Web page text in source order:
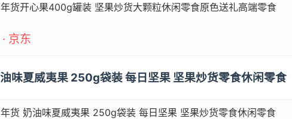
货开心果400g罐装 坚果炒货大颗粒休闲零食原色送礼高端零食
京东
味夏威夷果 250g袋装 每日坚果 坚果炒货零食休闲零食
货 奶油味夏威夷果 250g袋装 每日坚果 坚果炒货零食休闲零食